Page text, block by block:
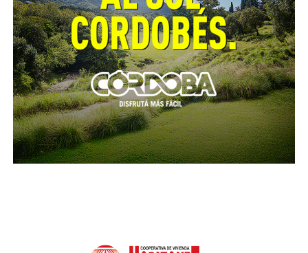
tecnologías y la exposición temprana a las pantallas
en niñas, niños y adolescentes.
La agenda digital en la Unicameral
A lo largo de los últimos meses, el legislador Limia
ha sido autor de diversas iniciativas presentadas en
la Legislatura de Córdoba, orientadas a debatir el
impacto de las nuevas tecnologías sobre la vida
cotidiana, particularmente en niños, niñas y
ingresó el proyecto de ley 40812, impulsado por